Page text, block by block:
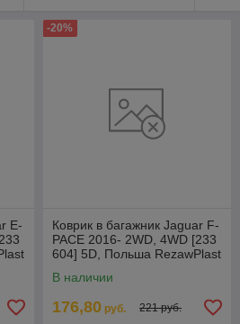
E-
-20%
Коврик в багажник Jaguar F-
PACE 2016- 2WD, 4WD [233
604] 5D, Польша RezawPlast
В наличии
176,80 руб. 221 руб.